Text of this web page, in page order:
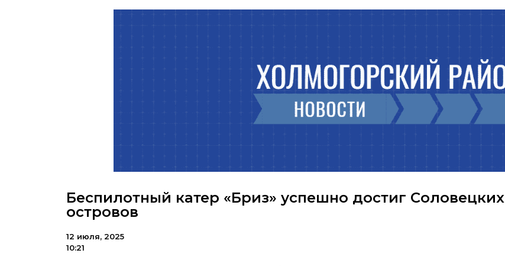
Беспилотный катер «Бриз» успешно достиг Соловецких
островов
12 июля, 2025
10:21